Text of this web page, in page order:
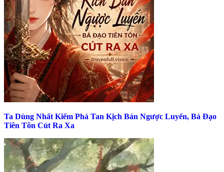
Ta Dùng Nhất Kiếm Phá Tan Kịch Bản Ngược Luyến, Bá Đạo
Tiên Tôn Cút Ra Xa